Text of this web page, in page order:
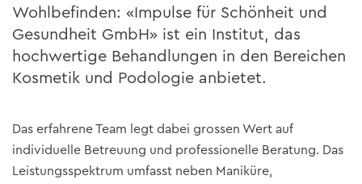
Wohlbefinden: «Impulse für Schönheit und
Gesundheit GmbH» ist ein Institut, das
hochwertige Behandlungen in den Bereichen
Kosmetik und Podologie anbietet.
Das erfahrene Team legt dabei grossen Wert auf
individuelle Betreuung und professionelle Beratung. Das
Leistungsspektrum umfasst neben Maniküre,